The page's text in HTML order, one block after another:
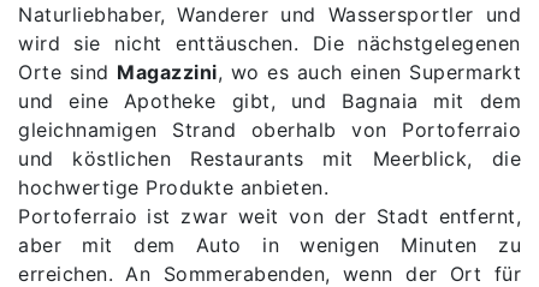
Naturliebhaber, Wanderer und Wassersportler und
wird sie nicht enttäuschen. Die nächstgelegenen
Orte sind Magazzini, wo es auch einen Supermarkt
und eine Apotheke gibt, und Bagnaia mit dem
gleichnamigen Strand oberhalb von Portoferraio
und köstlichen Restaurants mit Meerblick, die
hochwertige Produkte anbieten.
Portoferraio ist zwar weit von der Stadt entfernt,
aber mit dem Auto in wenigen Minuten zu
erreichen. An Sommerabenden, wenn der Ort für